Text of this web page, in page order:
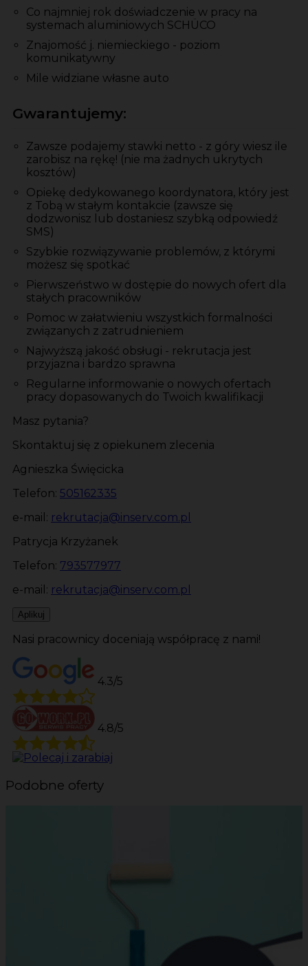
Co najmniej rok doświadczenie w pracy na
systemach aluminiowych SCHÜCO
Znajomość j. niemieckiego - poziom
komunikatywny
Mile widziane własne auto
Gwarantujemy:
Zawsze podajemy stawki netto - z góry wiesz ile
zarobisz na rękę! (nie ma żadnych ukrytych
kosztów)
Opiekę dedykowanego koordynatora, który jest
z Tobą w stałym kontakcie (zawsze się
dodzwonisz lub dostaniesz szybką odpowiedź
SMS)
Szybkie rozwiązywanie problemów, z którymi
możesz się spotkać
Pierwszeństwo w dostępie do nowych ofert dla
stałych pracowników
Pomoc w załatwieniu wszystkich formalności
związanych z zatrudnieniem
Najwyższą jakość obsługi - rekrutacja jest
przyjazna i bardzo sprawna
Regularne informowanie o nowych ofertach
pracy dopasowanych do Twoich kwalifikacji
Masz pytania?
Skontaktuj się z opiekunem zlecenia
Agnieszka Święcicka
Telefon: 505162335
e-mail: rekrutacja@inserv.com.pl
Patrycja Krzyżanek
Telefon: 793577977
e-mail: rekrutacja@inserv.com.pl
Aplikuj
Nasi pracownicy doceniają współpracę z nami!
4.3/5
4.8/5
Podobne oferty